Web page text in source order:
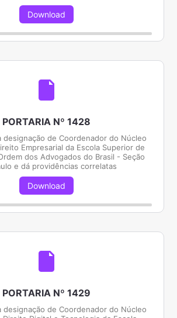
Download
PORTARIA Nº 1428
designação de Coordenador do Núcleo
Empresarial da Escola Superior de
dos Advogados do Brasil - Seção
e dá providências correlatas
Download
PORTARIA Nº 1429
designação de Coordenador do Núcleo